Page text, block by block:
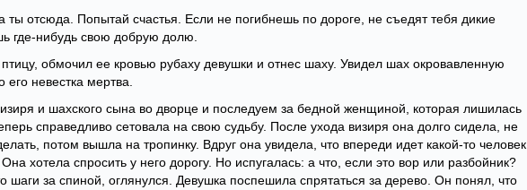
ты отсюда. Попытай счастья. Если не погибнешь по дороге, не съедят тебя дикие
где-нибудь свою добрую долю.
обмочил ее кровью рубаху девушки и отнес шаху. Увидел шах окровавленную
его невестка мертва.
и шахского сына во дворце и последуем за бедной женщиной, которая лишилась
справедливо сетовала на свою судьбу. После ухода визиря она долго сидела, не
потом вышла на тропинку. Вдруг она увидела, что впереди идет какой-то человек
хотела спросить у него дорогу. Но испугалась: а что, если это вор или разбойник?
шаги за спиной, оглянулся. Девушка поспешила спрятаться за дерево. Он понял, что